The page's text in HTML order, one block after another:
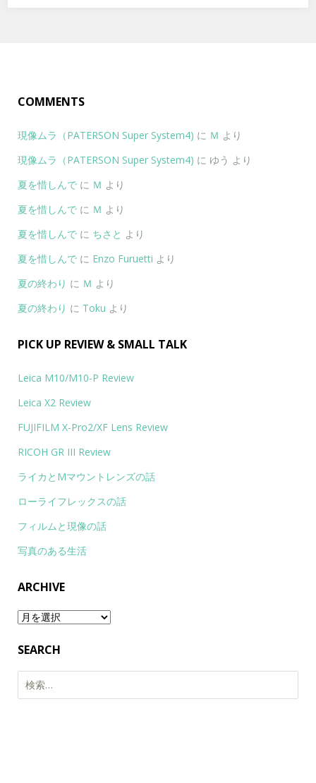
COMMENTS
現像ムラ（PATERSON Super System4) に Ｍ より
現像ムラ（PATERSON Super System4) に ゆう より
夏を惜しんで に Ｍ より
夏を惜しんで に Ｍ より
夏を惜しんで に ちさと より
夏を惜しんで に Enzo Furuetti より
夏の終わり に Ｍ より
夏の終わり に Toku より
PICK UP REVIEW & SMALL TALK
Leica M10/M10-P Review
Leica X2 Review
FUJIFILM X-Pro2/XF Lens Review
RICOH GR III Review
ライカとMマウントレンズの話
ローライフレックスの話
フィルムと現像の話
写真のある生活
ARCHIVE
Archive
SEARCH
索: